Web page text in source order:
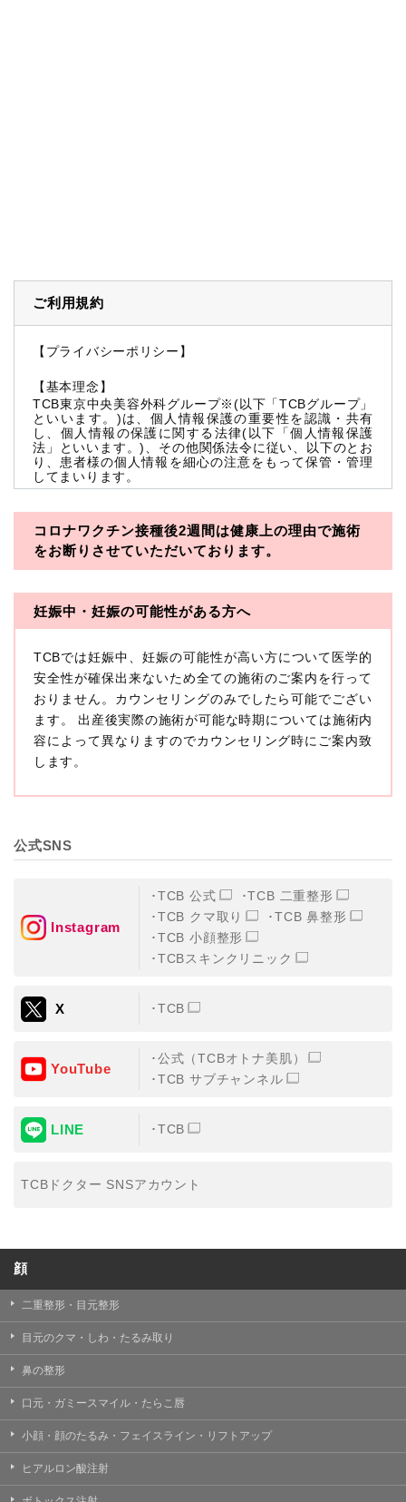
ご利用規約
【プライバシーポリシー】
【基本理念】
TCB東京中央美容外科グループ※(以下「TCBグループ」
といいます。)は、個人情報保護の重要性を認識・共有
し、個人情報の保護に関する法律(以下「個人情報保護
法」といいます。)、その他関係法令に従い、以下のとお
り、患者様の個人情報を細心の注意をもって保管・管理
してまいります。
※TCBグループとは以下を総称していいます。
・一般社団法人メディカルアライアンス
・医療法人社団創彩会
本プライバシーポリシーにおいて「個人情報」とは、生
存する個人に関する情報であって、当該情報に含まれる
氏名、生年月日その他の記述等により特定の個人を識別
できるもの又は個人識別符号（個人情報保護委員会の政
令に準じます。）が含まれるものをいいます。
収集した患者様に関する情報には、単独のままでは特定
の個人を識別できない情報もありますが、他の情報と組
み合わせることにより特定の個人を識別できる場合、か
に扱うものとします。
TCBグループが【利用目的】に定める目的を達成するた
めに取得する情報には、次のものが含まれます（以下①
①TCBグループが患者様から取得する情報
・氏名、生年月日、メールアドレス、電話番号
②TCBグループが各種サービスの利用に関連して取得す
る情報
・患者様がご利用になった各種サービスの内容、ご利用
日時、閲覧履歴等に関連する情報
（これには、Cookie情報、アクセスログ等の利用状況に
③TCBグループが第三者から間接的に収集する情報
事業者およびアフィリエイトサービスプロバイダ等の第
・患者様の閲覧履歴、端末等の情報
TCBグループは取得情報を以下の目的で利用いたしま
す。
・クリニックの来院予約、医療サービスの提供、医療関
対応等のサービス提供のため
・医療サービスの提供に関する他の医療機関、検査機関
及び研究機関との連携のため
・サービス向上を目的とした医療サービス・販売する医
療関連商品に関する患者様へのアンケートの送受信及び
これに付随する諸対応のため
コロナワクチン接種後2週間は健康上の理由で施術
をお断りさせていただいております。
妊娠中・妊娠の可能性がある方へ
TCBでは妊娠中、妊娠の可能性が高い方について医学的
安全性が確保出来ないため全ての施術のご案内を行って
おりません。カウンセリングのみでしたら可能でござい
ます。 出産後実際の施術が可能な時期については施術内
容によって異なりますのでカウンセリング時にご案内致
します。
公式SNS
Instagram
TCB 公式
TCB 二重整形
TCB クマ取り
TCB 鼻整形
TCB 小顔整形
TCBスキンクリニック
X TCB
YouTube
公式（TCBオトナ美肌）
TCB サブチャンネル
LINE TCB
TCBドクター SNSアカウント
顔
二重整形・目元整形
目元のクマ・しわ・たるみ取り
鼻の整形
口元・ガミースマイル・たらこ唇
小顔・顔のたるみ・フェイスライン・リフトアップ
ヒアルロン酸注射